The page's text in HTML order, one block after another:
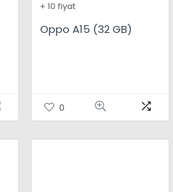
+ 10 fiyat
Oppo A15 (32 GB)
0